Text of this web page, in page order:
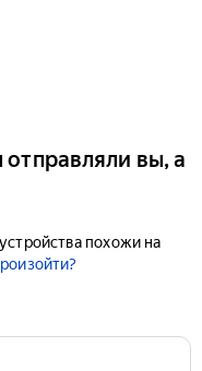
вы, а
похожи на